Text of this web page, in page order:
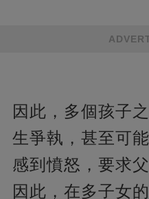
因此，多個孩子
生爭執，甚至可
感到憤怒，要求
因此，在多子女